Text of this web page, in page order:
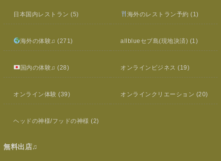
日本国内レストラン (5) 海外のレストラン予約 (1)
海外の体験♫ (271) allblueセブ島(現地決済) (1)
国内の体験♫ (28) オンラインビジネス (19)
オンライン体験 (39) オンラインクリエーション (20)
ヘッドの神様/フッドの神様 (2)
無料出店♫